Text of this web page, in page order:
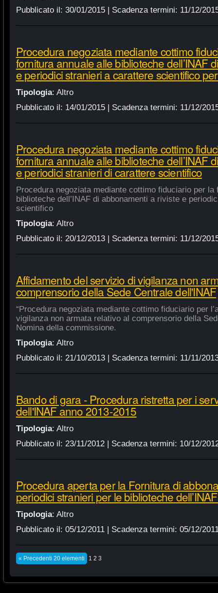
Pubblicato il: 30/01/2015| Scadenza termini: 11/12/
Procedura negoziata mediante cottimo
fornitura annuale alle biblioteche dell’INAF
e periodici stranieri a carattere scientifico
Tipologia: Altro
Pubblicato il: 14/01/2015| Scadenza termini: 11/12/
Procedura negoziata mediante cottimo
fornitura annuale alle biblioteche dell’INAF
e periodici stranieri di carattere scientifico
Procedura negoziata mediante cottimo fiduciario per la
biblioteche dell’INAF di abbonamenti a riviste e
scientifico
Tipologia: Altro
Pubblicato il: 20/12/2013| Scadenza termini: 11/12/
Affidamento del servizio di vigilanza non
comprensorio della Sede Centrale dell'INAF
“Procedura negoziata mediante cottimo fiduciario per
vigilanza non armata relativo al comprensorio della
Nomina della commissione.
Tipologia: Altro
Pubblicato il: 21/10/2013| Scadenza termini: 11/11/
Bando di gara - Procedura ristretta per i
dell'INAF anno 2013-2015
Tipologia: Altro
Pubblicato il: 23/11/2012| Scadenza termini: 10/12/
Procedura aperta per la Fornitura di
periodici stranieri per le biblioteche
Tipologia: Altro
Pubblicato il: 05/12/2011| Scadenza termini: 05/12/
« Precedenti 20 elementi 1 2 3